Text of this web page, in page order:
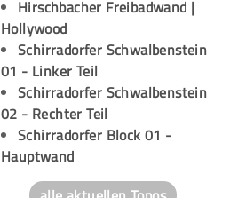
Hirschbacher Freibadwand |
Hollywood
Schirradorfer Schwalbenstein
01 - Linker Teil
Schirradorfer Schwalbenstein
02 - Rechter Teil
Schirradorfer Block 01 -
Hauptwand